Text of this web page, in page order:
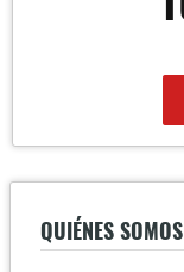
QUIÉNES SOMOS